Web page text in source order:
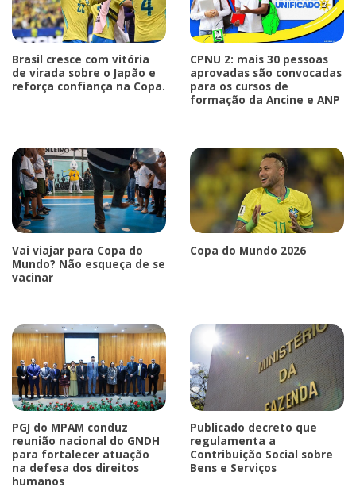
Brasil cresce com vitória
de virada sobre o Japão e
reforça confiança na Copa.
CPNU 2: mais 30 pessoas
aprovadas são convocadas
para os cursos de
formação da Ancine e ANP
Vai viajar para Copa do
Mundo? Não esqueça de se
vacinar
Copa do Mundo 2026
PGJ do MPAM conduz
reunião nacional do GNDH
para fortalecer atuação
na defesa dos direitos
humanos
Publicado decreto que
regulamenta a
Contribuição Social sobre
Bens e Serviços